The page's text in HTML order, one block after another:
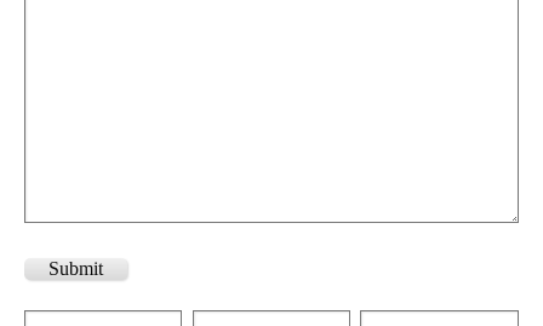
Submit